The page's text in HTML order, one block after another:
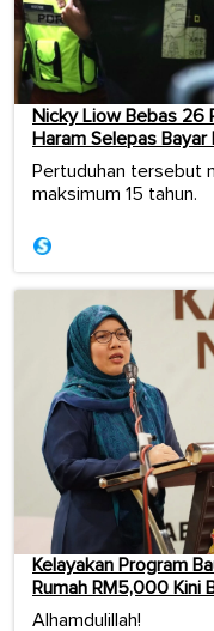
Nicky Liow Bebas 26
Haram Selepas Bayar
Pertuduhan tersebut
maksimum 15 tahun.
Kelayakan Program
Rumah RM5,000 Kini
Alhamdulillah!